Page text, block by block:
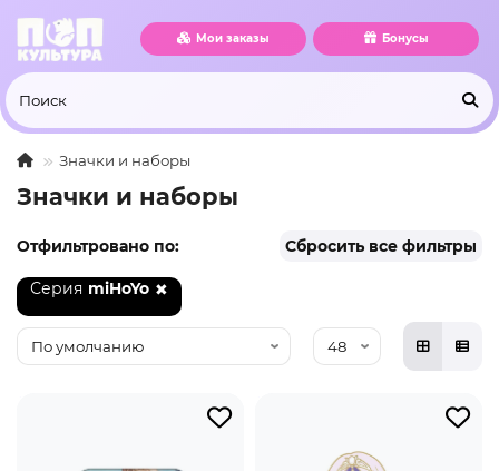
Мои заказы Бонусы
Значки и наборы
Значки и наборы
Отфильтровано по: Сбросить все фильтры
Серия miHoYo